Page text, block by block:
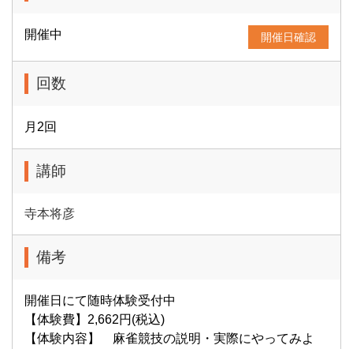
開催中 開催日確認
回数
月2回
講師
寺本将彦
備考
開催日にて随時体験受付中
【体験費】2,662円(税込)
【体験内容】 麻雀競技の説明・実際にやってみよ